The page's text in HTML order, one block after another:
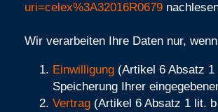
uri=celex%3A32016R0679
Wir verarbeiten Ihre Daten nur,
Einwilligung (Artikel 6 Absatz
Speicherung Ihrer
Vertrag (Artikel 6 Absatz 1 lit.